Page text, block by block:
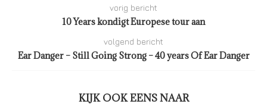
vorig bericht
10 Years kondigt Europese tour aan
volgend bericht
Ear Danger – Still Going Strong – 40 years Of Ear Danger
KIJK OOK EENS NAAR